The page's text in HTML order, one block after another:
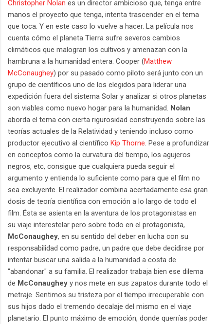
Christopher Nolan es un director ambicioso que, tenga entre
manos el proyecto que tenga, intenta trascender en el tema
que toca. Y en este caso lo vuelve a hacer. La película nos
cuenta cómo el planeta Tierra sufre severos cambios
climáticos que malogran los cultivos y amenazan con la
hambruna a la humanidad entera. Cooper (Matthew
McConaughey) por su pasado como piloto será junto con un
grupo de científicos uno de los elegidos para liderar una
expedición fuera del sistema Solar y analizar si otros planetas
son viables como nuevo hogar para la humanidad. Nolan
aborda el tema con cierta rigurosidad construyendo sobre las
teorías actuales de la Relatividad y teniendo incluso como
productor ejecutivo al científico Kip Thorne . Pese a profundizar
en conceptos como la curvatura del tiempo, los agujeros
negros, etc, consigue que cualquiera pueda seguir el
argumento y entienda lo suficiente como para que el film no
sea excluyente. El realizador combina acertadamente esa gran
dosis de teoría científica con emoción a lo largo de todo el
film. Ésta se asienta en la aventura de los protagonistas en
su viaje interestelar pero sobre todo en el protagonista,
McConaughey, en su sentido del deber en lucha con su
responsabilidad como padre, un padre que debe decidirse por
intentar buscar una salida a la humanidad a costa de
"abandonar" a su familia. El realizador trabaja bien ese dilema
de McConaughey y nos mete en sus zapatos durante todo el
metraje. Sentimos su tristeza por el tiempo irrecuperable con
sus hijos dado el tremendo decalaje del mismo en el viaje
planetario. El punto máximo de emoción, donde querrías poder